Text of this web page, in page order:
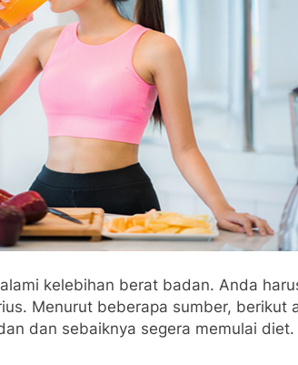
kelebihan berat badan. Anda
Menurut beberapa sumber, berikut
dan sebaiknya segera memulai diet.